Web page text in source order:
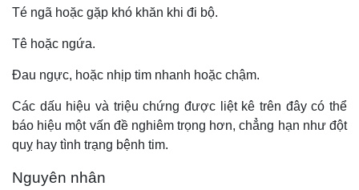
Té ngã hoặc gặp khó khăn khi đi bộ.
Tê hoặc ngứa.
Đau ngực, hoặc nhịp tim nhanh hoặc chậm.
Các dấu hiệu và triệu chứng được liệt kê trên đây có thể
báo hiệu một vấn đề nghiêm trọng hơn, chẳng hạn như đột
quỵ hay tình trạng bệnh tim.
Nguyên nhân